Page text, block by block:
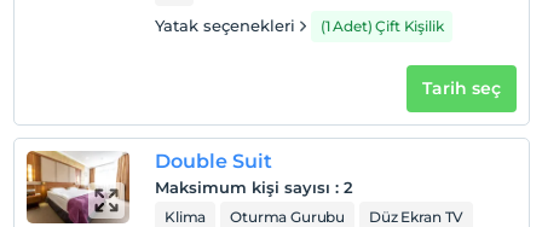
Yatak seçenekleri (1 Adet) Çift Kişilik
Tarih seç
Double Suit
Maksimum kişi sayısı : 2
Klima Oturma Gurubu
Düz Ekran TV